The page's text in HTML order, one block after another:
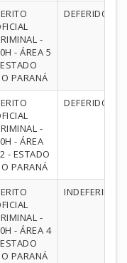
-
- ÁREA 5
PARANÁ
DEFERIDO
-
- ÁREA
- ESTADO
PARANÁ
DEFERIDO
-
- ÁREA 4
PARANÁ
INDEFERIDO